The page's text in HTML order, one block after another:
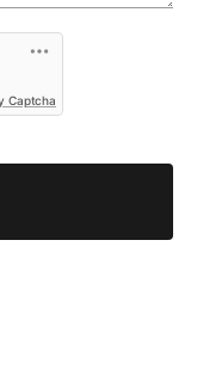
Captcha